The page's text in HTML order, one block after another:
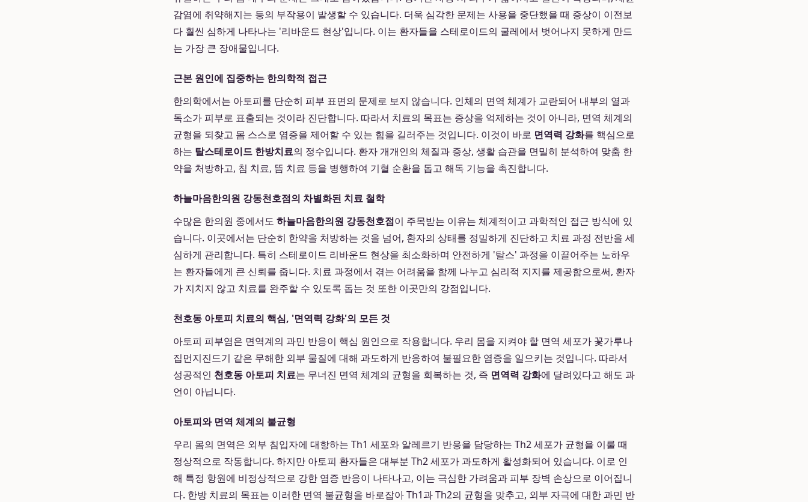
감염에 취약해지는 등의 부작용이 발생할 수 있습니다. 더욱 심각한 문제는 사용을 중단했을 때 증상이 이전보
다 훨씬 심하게 나타나는 '리바운드 현상'입니다. 이는 환자들을 스테로이드의 굴레에서 벗어나지 못하게 만드
는 가장 큰 장애물입니다.
근본 원인에 집중하는 한의학적 접근
한의학에서는 아토피를 단순히 피부 표면의 문제로 보지 않습니다. 인체의 면역 체계가 교란되어 내부의 열과
독소가 피부로 표출되는 것이라 진단합니다. 따라서 치료의 목표는 증상을 억제하는 것이 아니라, 면역 체계의
균형을 되찾고 몸 스스로 염증을 제어할 수 있는 힘을 길러주는 것입니다. 이것이 바로 면역력 강화를 핵심으로
하는 탈스테로이드 한방치료의 정수입니다. 환자 개개인의 체질과 증상, 생활 습관을 면밀히 분석하여 맞춤 한
약을 처방하고, 침 치료, 뜸 치료 등을 병행하여 기혈 순환을 돕고 해독 기능을 촉진합니다.
하늘마음한의원 강동천호점의 차별화된 치료 철학
수많은 한의원 중에서도 하늘마음한의원 강동천호점이 주목받는 이유는 체계적이고 과학적인 접근 방식에 있
습니다. 이곳에서는 단순히 한약을 처방하는 것을 넘어, 환자의 상태를 정밀하게 진단하고 치료 과정 전반을 세
심하게 관리합니다. 특히 스테로이드 리바운드 현상을 최소화하며 안전하게 '탈스' 과정을 이끌어주는 노하우
는 환자들에게 큰 신뢰를 줍니다. 치료 과정에서 겪는 어려움을 함께 나누고 심리적 지지를 제공함으로써, 환자
가 지치지 않고 치료를 완주할 수 있도록 돕는 것 또한 이곳만의 강점입니다.
천호동 아토피 치료의 핵심, '면역력 강화'의 모든 것
아토피 피부염은 면역계의 과민 반응이 핵심 원인으로 작용합니다. 우리 몸을 지켜야 할 면역 세포가 꽃가루나
집먼지진드기 같은 무해한 외부 물질에 대해 과도하게 반응하여 불필요한 염증을 일으키는 것입니다. 따라서
성공적인 천호동 아토피 치료는 무너진 면역 체계의 균형을 회복하는 것, 즉 면역력 강화에 달려있다고 해도 과
언이 아닙니다.
아토피와 면역 체계의 불균형
우리 몸의 면역은 외부 침입자에 대항하는 Th1 세포와 알레르기 반응을 담당하는 Th2 세포가 균형을 이룰 때
정상적으로 작동합니다. 하지만 아토피 환자들은 대부분 Th2 세포가 과도하게 활성화되어 있습니다. 이로 인
해 특정 항원에 비정상적으로 강한 염증 반응이 나타나고, 이는 극심한 가려움과 피부 장벽 손상으로 이어집니
다. 한방 치료의 목표는 이러한 면역 불균형을 바로잡아 Th1과 Th2의 균형을 맞추고, 외부 자극에 대한 과민 반